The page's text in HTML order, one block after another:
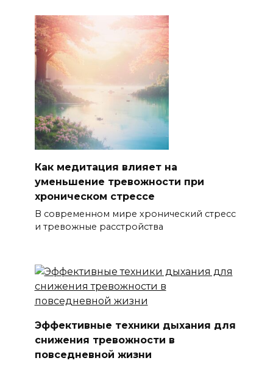
Как медитация влияет на
уменьшение тревожности при
хроническом стрессе
В современном мире хронический стресс
и тревожные расстройства
Эффективные техники дыхания для
снижения тревожности в
повседневной жизни